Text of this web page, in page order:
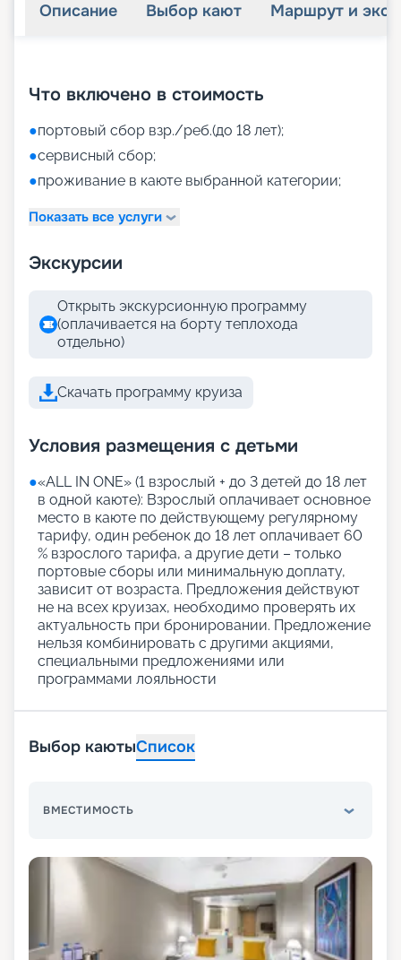
Описание Выбор кают Маршрут и
Что включено в стоимость
●портовый сбор взр./реб.(до 18 лет);
●сервисный сбор;
●проживание в каюте выбранной категории;
Показать все услуги
Экскурсии
Открыть экскурсионную программу
(оплачивается на борту теплохода
отдельно)
Скачать программу круиза
Условия размещения с детьми
●«АLL IN ONE» (1 взрослый + до 3 детей до 18 лет
в одной каюте): Взрослый оплачивает основное
место в каюте по действующему регулярному
тарифу, один ребенок до 18 лет оплачивает 60
% взрослого тарифа, а другие дети – только
портовые сборы или минимальную доплату,
зависит от возраста. Предложения действуют
не на всех круизах, необходимо проверять их
актуальность при бронировании. Предложение
нельзя комбинировать с другими акциями,
специальными предложениями или
программами лояльности
Выбор каютыСписок
ВМЕСТИМОСТЬ